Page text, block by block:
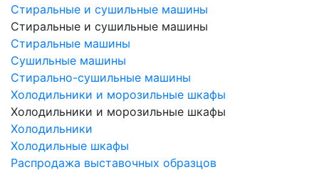
Стиральные и сушильные машины
Стиральные и сушильные машины
Стиральные машины
Сушильные машины
Стирально-сушильные машины
Холодильники и морозильные шкафы
Холодильники и морозильные шкафы
Холодильники
Холодильные шкафы
Распродажа выставочных образцов